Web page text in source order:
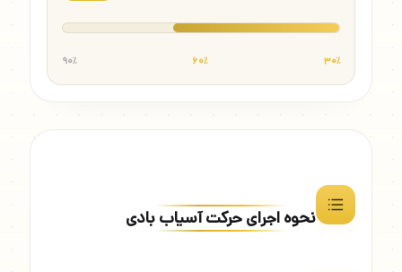
۳۰٪ ۶۰٪ ۹۰٪
نحوه اجرای حرکت آسیاب بادی